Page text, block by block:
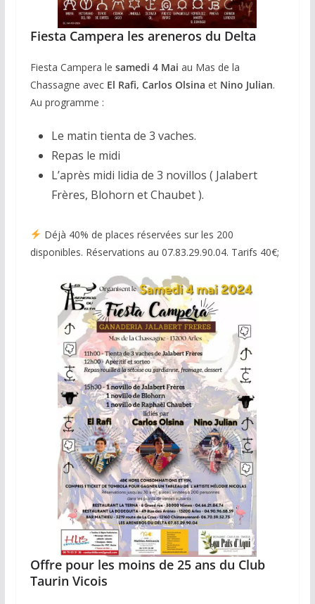
Fiesta Campera les areneros du Delta
Fiesta Campera le samedi 4 Mai au Mas de la
Chassagne avec El Rafi, Carlos Olsina etNino Julian.
Au programme :
Le matin tienta de 3 vaches.
Repas le midi
L’après midi lidia de 3 novillos ( Jalabert
Frères, Blohorn et Chaubet ).
Déjà 40% de places réservées sur les 200
disponibles. Réservations au 07.83.29.90.04. Tarifs 40€;
Offre pour les moins de 25 ans du Club
Taurin Vicois